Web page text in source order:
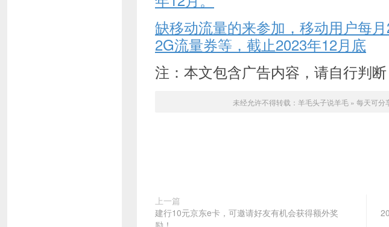
缺移动流量的来参加，移动用户每
2G流量券等，截止2023年12月底
注：本文包含广告内容，请自行判断
未经允许不得转载： 羊毛头子说羊毛 » 每天可分
上一篇
建行10元京东e卡，可邀请好友有机会获得额外奖
励！